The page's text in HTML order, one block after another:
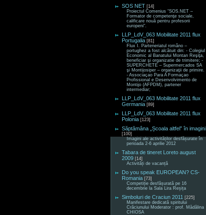
SOS NET [14]
Proiectul Comenius “SOS.NET –
Formator de competenţe sociale,
calificare nouă pentru profesorii
europeni“.
LLP_LdV_063 Mobilitate 2011 flux
Portugalia [81]
Flux I. Parteneriatul româno –
portughez a fost alcătuit din: - Colegiul
Economic al Banatului Montan Reşiţa,
beneficiar şi organizatie de trimitere; -
SUPERCHETE – Supermercados SA
şi Montijosiper – organizaţii de primire.
- Associaçao Para A Formaçao
Profissional e Desenvolvimento de
Montijo (AFPDM), partener
intermediar;
LLP_LdV_063 Mobilitate 2011 flux
Germania [89]
LLP_LdV_063 Mobilitate 2011 flux
Polonia [123]
Săptămâna „Școala altfel” în imagini
[100]
Imagini ale activităților desfășurate în
perioada 2-6 aprilie 2012
Tabara de tineret Loreto august
2009 [14]
Activități de vacanță
Do you speak EUROPEAN? CS-
Romania [73]
Competiție desfășurată pe 16
decembrie la Sala Lira Reșița
Simboluri de Craciun 2011 [225]
Manifestare dedicată spiritului
Crăciunului Moderator : prof. Mădălina
CHIOSA